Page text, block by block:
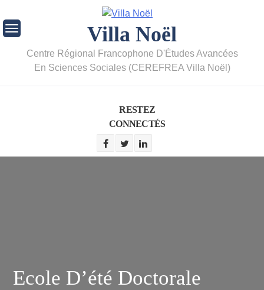
Villa Noël
Centre Régional Francophone D'Études Avancées
En Sciences Sociales (CEREFREA Villa Noël)
RESTEZ
CONNECTÉS
Ecole D’été Doctorale